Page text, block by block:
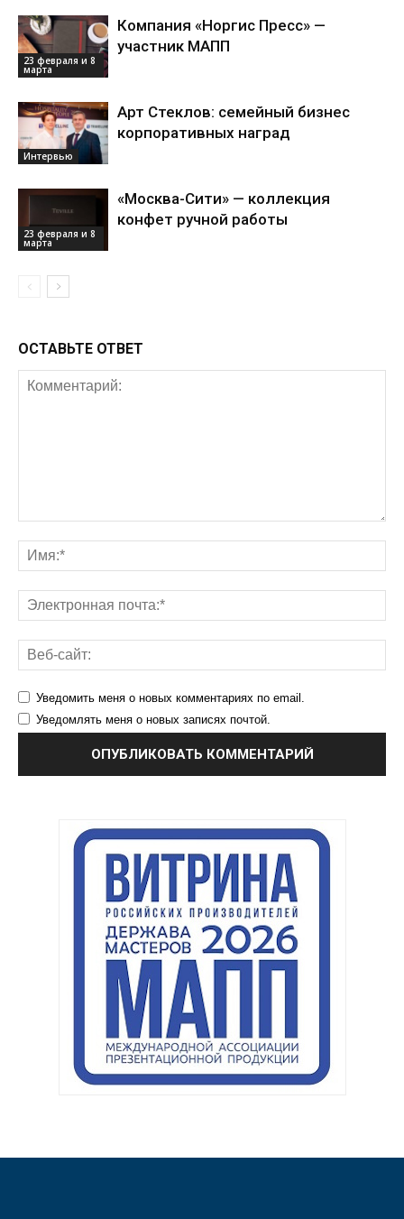
23 февраля и 8
марта
Компания «Норгис Пресс» —
участник МАПП
Интервью
Арт Стеклов: семейный бизнес
корпоративных наград
23 февраля и 8
марта
«Москва-Сити» — коллекция
конфет ручной работы
ОСТАВЬТЕ ОТВЕТ
Уведомить меня о новых комментариях по email.
Уведомлять меня о новых записях почтой.